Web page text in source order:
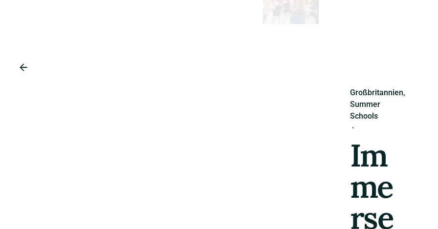
Großbritannien
Summer
Schools
Im
me
rse